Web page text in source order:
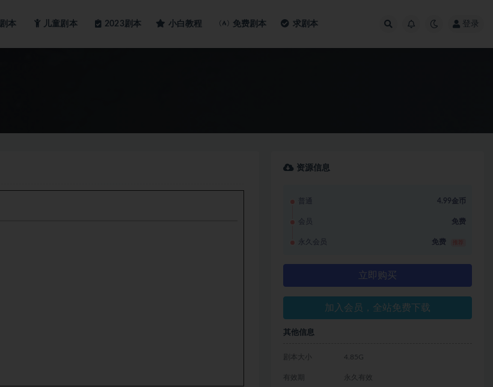
本 儿童剧本 2023剧本 小白教程 免费剧本 求剧本 登录
资源信息
普通 4.99金币
会员 免费
永久会员 免费
立即购买
加入会员，全站免费下载
其他信息
剧本大小 4.85G
有效期 永久有效